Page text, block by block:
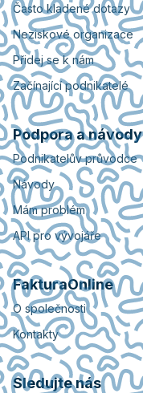
Často kladené dotazy
Neziskové organizace
Přidej se k nám
Začínající podnikatelé
Podpora a návody
Podnikatelův průvodce
Návody
Mám problém
API pro vývojáře
FakturaOnline
O společnosti
Kontakty
Sledujte nás